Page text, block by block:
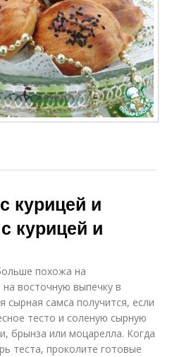
курицей и
курицей и
похожа на
восточную выпечку в
сырная самса получится, если
тесто и соленую сырную
брынза или моцарелла. Когда
теста, проколите готовые